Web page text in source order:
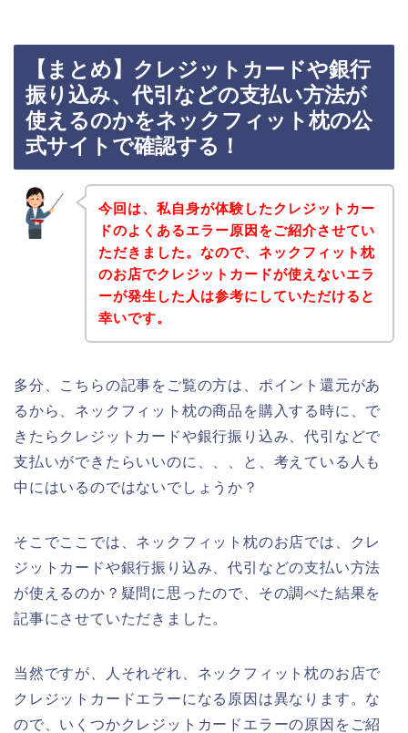
【まとめ】クレジットカードや銀行
振り込み、代引などの支払い方法が
使えるのかをネックフィット枕の公
式サイトで確認する！
今回は、私自身が体験したクレジットカー
ドのよくあるエラー原因をご紹介させてい
ただきました。なので、ネックフィット枕
のお店でクレジットカードが使えないエラ
ーが発生した人は参考にしていただけると
幸いです。
多分、こちらの記事をご覧の方は、ポイント還元があ
るから、ネックフィット枕の商品を購入する時に、で
きたらクレジットカードや銀行振り込み、代引などで
支払いができたらいいのに、、、と、考えている人も
中にはいるのではないでしょうか？
そこでここでは、ネックフィット枕のお店では、クレ
ジットカードや銀行振り込み、代引などの支払い方法
が使えるのか？疑問に思ったので、その調べた結果を
記事にさせていただきました。
当然ですが、人それぞれ、ネックフィット枕のお店で
クレジットカードエラーになる原因は異なります。な
ので、いくつかクレジットカードエラーの原因をご紹